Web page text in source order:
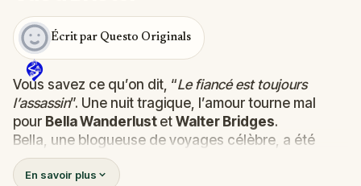
Écrit par Questo Originals
Vous savez ce qu’on dit, “Le fiancé est toujours
l’assassin”. Une nuit tragique, l’amour tourne mal
pour Bella Wanderlust et Walter Bridges.
Bella, une blogueuse de voyages célèbre, a été
retrouvéemorte
théâtralPercy Shadows
En savoir plus